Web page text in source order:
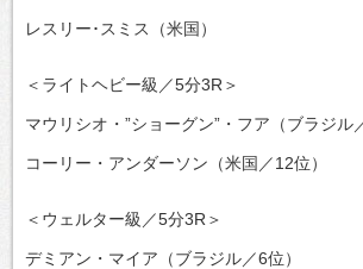
レスリー･スミス（米国）
＜ライトヘビー級／5分3R＞
マウリシオ・”ショーグン”・フア（ブラジル
コーリー・アンダーソン（米国／12位）
＜ウェルター級／5分3R＞
デミアン・マイア（ブラジル／6位）